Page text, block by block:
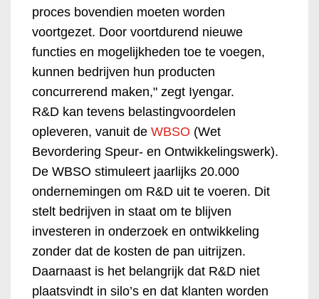
proces bovendien moeten worden
voortgezet. Door voortdurend nieuwe
functies en mogelijkheden toe te voegen,
kunnen bedrijven hun producten
concurrerend maken," zegt Iyengar.
R&D kan tevens belastingvoordelen
opleveren, vanuit de WBSO (Wet
Bevordering Speur- en Ontwikkelingswerk).
De WBSO stimuleert jaarlijks 20.000
ondernemingen om R&D uit te voeren. Dit
stelt bedrijven in staat om te blijven
investeren in onderzoek en ontwikkeling
zonder dat de kosten de pan uitrijzen.
Daarnaast is het belangrijk dat R&D niet
plaatsvindt in silo’s en dat klanten worden